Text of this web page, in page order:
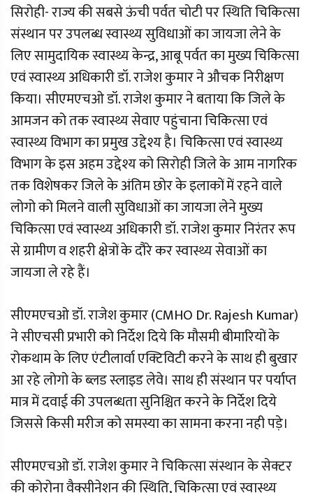
सिरोही- राज्य की सबसे ऊंची पर्वत चोटी पर स्थिति चिकित्सा
संस्थान पर उपलब्ध स्वास्थ्य सुविधाओं का जायजा लेने के
लिए सामुदायिक स्वास्थ्य केन्द्र, आबू पर्वत का मुख्य चिकित्सा
एवं स्वास्थ्य अधिकारी डॉ. राजेश कुमार ने औचक निरीक्षण
किया। सीएमएचओ डॉ. राजेश कुमार ने बताया कि जिले के
आमजन को तक स्वास्थ्य सेवाए पहुंचाना चिकित्सा एवं
स्वास्थ्य विभाग का प्रमुख उद्देश्य है। चिकित्सा एवं स्वास्थ्य
विभाग के इस अहम उद्देश्य को सिरोही जिले के आम नागरिक
तक विशेषकर जिले के अंतिम छोर के इलाकों में रहने वाले
लोगो को मिलने वाली सुविधाओं का जायजा लेने मुख्य
चिकित्सा एवं स्वास्थ्य अधिकारी डॉ. राजेश कुमार निरंतर रूप
से ग्रामीण व शहरी क्षेत्रों के दौरे कर स्वास्थ्य सेवाओं का
जायजा ले रहे हैं।
सीएमएचओ डॉ. राजेश कुमार (CMHO Dr. Rajesh Kumar)
ने सीएचसी प्रभारी को निर्देश दिये कि मौसमी बीमारियों के
रोकथाम के लिए एंटीलार्वा एक्टिविटी करने के साथ ही बुखार
आ रहे लोगो के ब्लड स्लाइड लेवे। साथ ही संस्थान पर पर्याप्त
मात्र में दवाई की उपलब्धता सुनिश्चित करने के निर्देश दिये
जिससे किसी मरीज को समस्या का सामना करना नही पड़े।
सीएमएचओ डॉ. राजेश कुमार ने चिकित्सा संस्थान के सेक्टर
की कोरोना वैक्सीनेशन की स्थिति, चिकित्सा एवं स्वास्थ्य